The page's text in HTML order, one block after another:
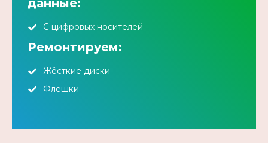
данные:
С цифровых носителей
Ремонтируем:
Жёсткие диски
Флешки